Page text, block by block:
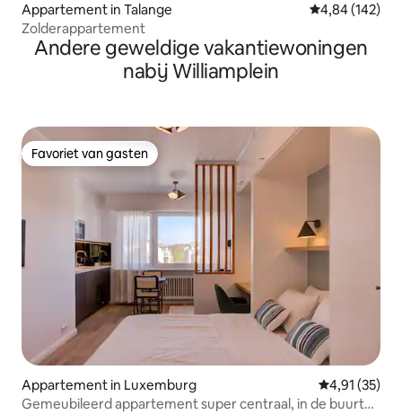
Appartement in Talange Gemiddelde
4,84 (142)
Zolderappartement
Andere geweldige vakantiewoningen
nabij Williamplein
Favoriet van gasten
Favoriet van gasten
Appartement in Luxemburg Gemiddelde
4,91 (35)
Gemeubileerd appartement super centraal, in de buurt